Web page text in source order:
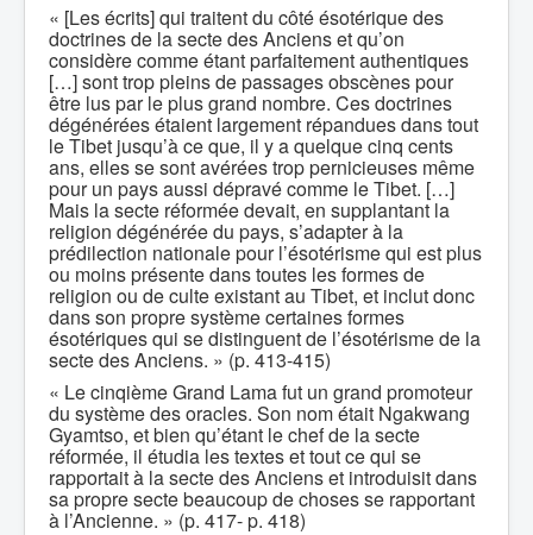
« [Les écrits] qui traitent du côté ésotérique des
doctrines de la secte des Anciens et qu’on
considère comme étant parfaitement authentiques
[…] sont trop pleins de passages obscènes pour
être lus par le plus grand nombre. Ces doctrines
dégénérées étaient largement répandues dans tout
le Tibet jusqu’à ce que, il y a quelque cinq cents
ans, elles se sont avérées trop pernicieuses même
pour un pays aussi dépravé comme le Tibet. […]
Mais la secte réformée devait, en supplantant la
religion dégénérée du pays, s’adapter à la
prédilection nationale pour l’ésotérisme qui est plus
ou moins présente dans toutes les formes de
religion ou de culte existant au Tibet, et inclut donc
dans son propre système certaines formes
ésotériques qui se distinguent de l’ésotérisme de la
secte des Anciens. » (p. 413-415)
« Le cinqième Grand Lama fut un grand promoteur
du système des oracles. Son nom était Ngakwang
Gyamtso, et bien qu’étant le chef de la secte
réformée, il étudia les textes et tout ce qui se
rapportait à la secte des Anciens et introduisit dans
sa propre secte beaucoup de choses se rapportant
à l’Ancienne. » (p. 417- p. 418)